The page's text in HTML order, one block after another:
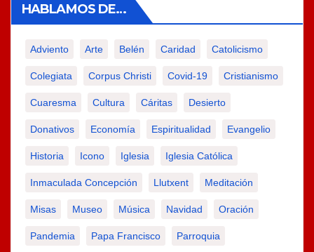
HABLAMOS DE…
Adviento Arte Belén Caridad Catolicismo
Colegiata Corpus Christi Covid-19 Cristianismo
Cuaresma Cultura Cáritas Desierto
Donativos Economía Espiritualidad Evangelio
Historia Icono Iglesia Iglesia Católica
Inmaculada Concepción Llutxent Meditación
Misas Museo Música Navidad Oración
Pandemia Papa Francisco Parroquia